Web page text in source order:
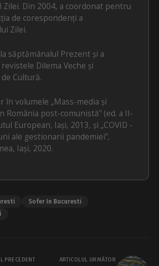
Zilei. Din 2004, a coordonat pentru
de corespondenți a
Zilei.
săptămânalul Prezent și a
Dilema Veche și
Cultură.
în volumele „Mass-media și
România post-comunistă” (ed. a II-
European, Iași, 2013, și „COVID -
ale gestionarii pandemiei”,
Iași, 2020.
Sofer In Bucuresti
PRECEDENT ARTICOLUL URMĂTOR